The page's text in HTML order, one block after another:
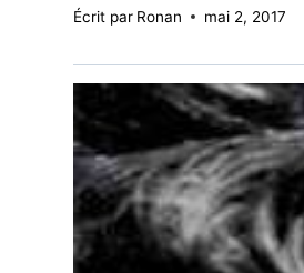
Écrit par Ronan mai 2, 2017